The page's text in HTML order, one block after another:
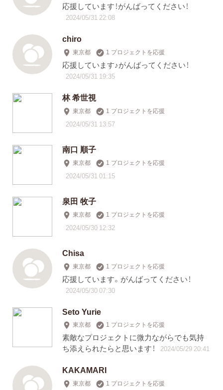
応援しています！がんばってください！
2024/05/31 22:08
chiro
東京都 1 プロジェクトを応援
応援しています♪がんばってください！
2024/05/31 19:35
林 希世視
東京都 1 プロジェクトを応援
2024/05/31 13:57
南口 順子
東京都 1 プロジェクトを応援
2024/05/31 01:15
泉田 牧子
東京都 1 プロジェクトを応援
2024/05/30 12:32
Chisa
東京都 1 プロジェクトを応援
応援しています。がんばってください！
2024/05/30 07:30
Seto Yurie
東京都 1 プロジェクトを応援
素敵なプロジェクトに微力ながらでも気持
ち添えられたらと思います！
2024/05/29 20:41
KAKAMARI
東京都 1 プロジェクトを応援